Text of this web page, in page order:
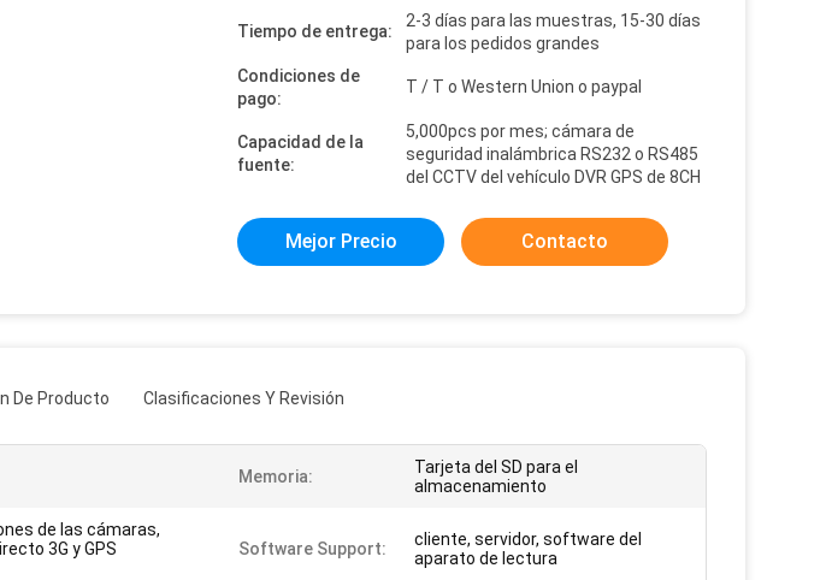
Tiempo de entrega:
2-3 días para las muestras, 15-30 días
para los pedidos grandes
Condiciones de
pago:
T / T o Western Union o paypal
Capacidad de la
fuente:
5,000pcs por mes; cámara de
seguridad inalámbrica RS232 o RS485
del CCTV del vehículo DVR GPS de 8CH
Mejor Precio Contacto
De Producto Clasificaciones Y Revisión
Memoria:
Tarjeta del SD para el
almacenamiento
de las cámaras,
3G y GPS
Software Support:
cliente, servidor, software del
aparato de lectura